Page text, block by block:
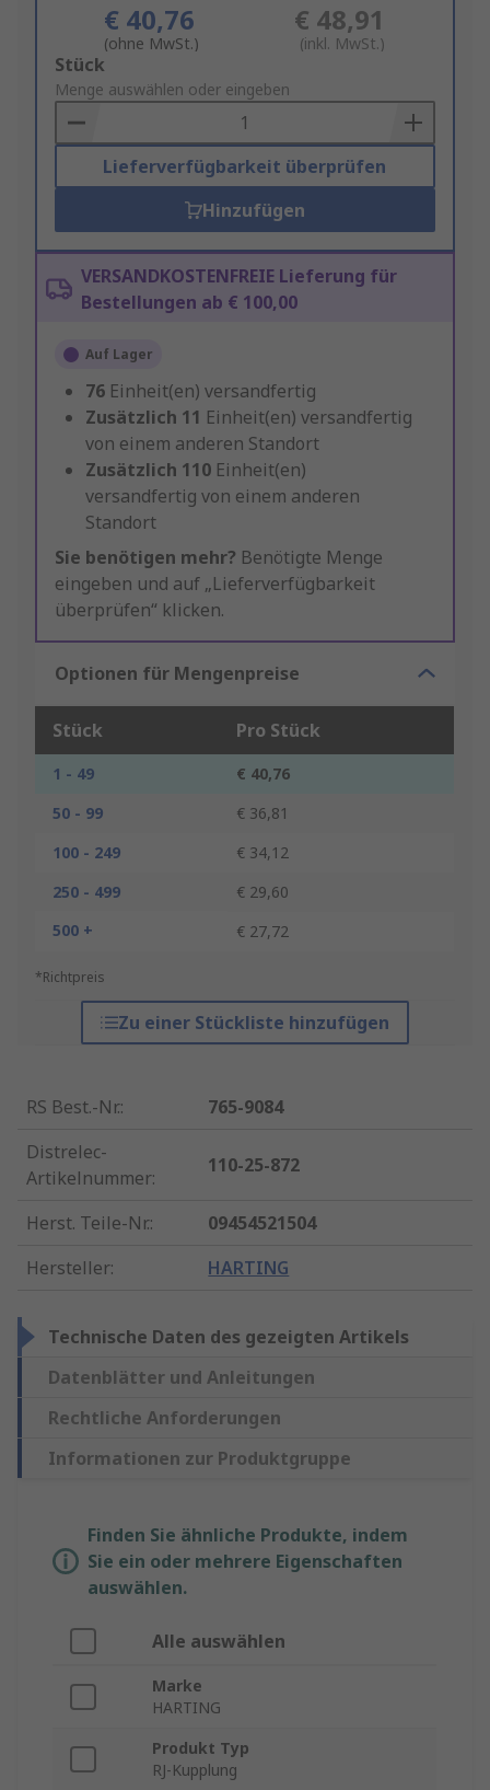
€ 40,76
(ohne MwSt.)
€ 48,91
(inkl. MwSt.)
Add
to
Basket
Stück
Menge auswählen oder eingeben
Lieferverfügbarkeit überprüfen
Hinzufügen
VERSANDKOSTENFREIE Lieferung für
Bestellungen ab € 100,00
Auf Lager
76 Einheit(en) versandfertig
Zusätzlich 11 Einheit(en) versandfertig
von einem anderen Standort
Zusätzlich 110 Einheit(en)
versandfertig von einem anderen
Standort
Sie benötigen mehr? Benötigte Menge
eingeben und auf „Lieferverfügbarkeit
überprüfen“ klicken.
Optionen für Mengenpreise
Stück Pro Stück
1 - 49
€ 40,76
50 - 99
€ 36,81
100 - 249
€ 34,12
250 - 499
€ 29,60
500 +
€ 27,72
*Richtpreis
Zu einer Stückliste hinzufügen
RS Best.-Nr.:
765-9084
Distrelec-
Artikelnummer:
110-25-872
Herst. Teile-Nr.:
09454521504
Hersteller: HARTING
Technische Daten des gezeigten Artikels
Datenblätter und Anleitungen
Rechtliche Anforderungen
Informationen zur Produktgruppe
Finden Sie ähnliche Produkte, indem
Sie ein oder mehrere Eigenschaften
auswählen.
Alle auswählen
Marke
HARTING
Produkt Typ
RJ-Kupplung